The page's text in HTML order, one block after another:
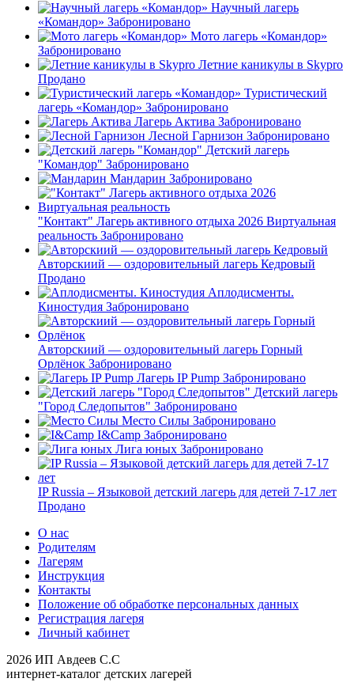
Научный лагерь
«Командор» Забронировано
Мото лагерь «Командор»
Забронировано
Летние каникулы в Skypro
Продано
Туристический
лагерь «Командор» Забронировано
Лагерь Актива Забронировано
Лесной Гарнизон Забронировано
Детский лагерь
"Командор" Забронировано
Мандарин Забронировано
"Контакт" Лагерь активного отдыха 2026 Виртуальная
реальность Забронировано
Авторскиий — оздоровительный лагерь Кедровый
Продано
Аплодисменты.
Киностудия Забронировано
Авторскиий — оздоровительный лагерь Горный
Орлёнок Забронировано
Лагерь IP Pump Забронировано
Детский лагерь
"Город Следопытов" Забронировано
Место Силы Забронировано
I&Camp Забронировано
Лига юных Забронировано
IP Russia – Языковой детский лагерь для детей 7-17 лет
Продано
О нас
Родителям
Лагерям
Инструкция
Контакты
Положение об обработке персональных данных
Регистрация лагеря
Личный кабинет
2026 ИП Авдеев С.С
интернет-каталог детских лагерей